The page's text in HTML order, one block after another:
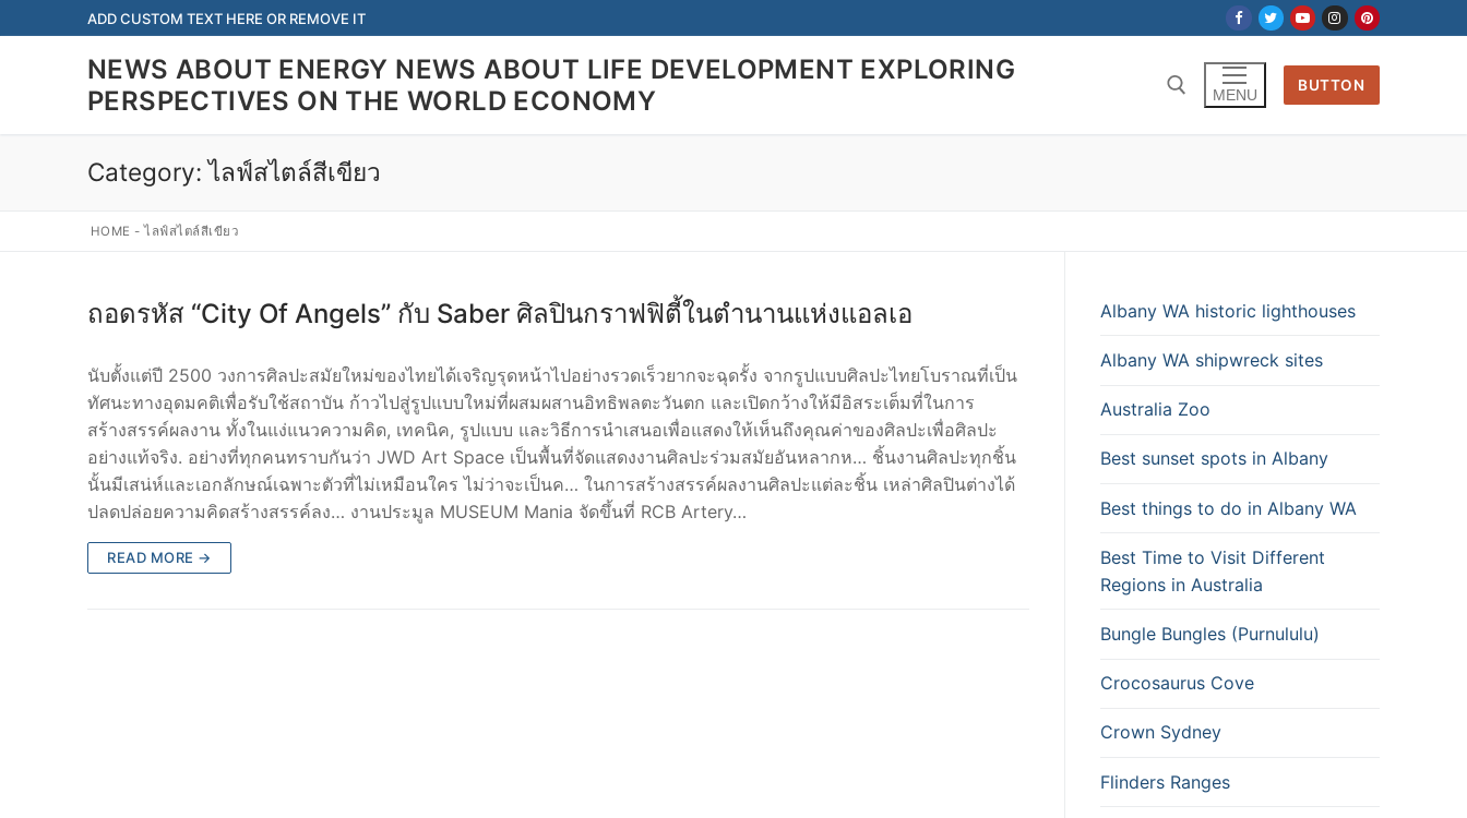
to
ADD CUSTOM TEXT HERE OR REMOVE IT
NEWS ABOUT ENERGY NEWS ABOUT LIFE DEVELOPMENT EXPLORING
PERSPECTIVES ON THE WORLD ECONOMY
MENU
BUTTON
Category:ไลฟ์สไตล์สีเขียว
HOME -ไลฟ์สไตล์สีเขียว
ถอดรหัส “City Of Angels” กับ Saber ศิลปินกราฟฟิตี้ในตำนานแห่งแอลเอ
นับตั้งแต่ปี 2500 วงการศิลปะสมัยใหม่ของไทยได้เจริญรุดหน้าไปอย่างรวดเร็วยากจะฉุดรั้ง จากรูปแบบศิลปะไทยโบราณที่เป็น
ทัศนะทางอุดมคติเพื่อรับใช้สถาบัน ก้าวไปสู่รูปแบบใหม่ที่ผสมผสานอิทธิพลตะวันตก และเปิดกว้างให้มีอิสระเต็มที่ในการ
สร้างสรรค์ผลงาน ทั้งในแง่แนวความคิด, เทคนิค, รูปแบบ และวิธีการนำเสนอเพื่อแสดงให้เห็นถึงคุณค่าของศิลปะเพื่อศิลปะ
อย่างแท้จริง. อย่างที่ทุกคนทราบกันว่า JWD Art Space เป็นพื้นที่จัดแสดงงานศิลปะร่วมสมัยอันหลากห… ชิ้นงานศิลปะทุกชิ้น
นั้นมีเสน่ห์และเอกลักษณ์เฉพาะตัวที่ไม่เหมือนใคร ไม่ว่าจะเป็นค… ในการสร้างสรรค์ผลงานศิลปะแต่ละชิ้น เหล่าศิลปินต่างได้
ปลดปล่อยความคิดสร้างสรรค์ลง… งานประมูล MUSEUM Mania จัดขึ้นที่ RCB Artery…
READ MORE →
Albany WA historic lighthouses
Albany WA shipwreck sites
Australia Zoo
Best sunset spots in Albany
Best things to do in Albany WA
Best Time to Visit Different
Regions in Australia
Bungle Bungles (Purnululu)
Crocosaurus Cove
Crown Sydney
Flinders Ranges